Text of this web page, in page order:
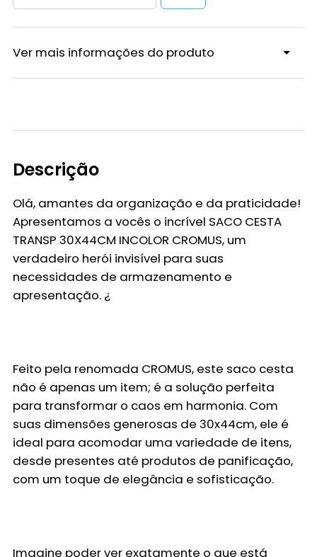
Ver mais informações do produto
Descrição
Olá, amantes da organização e da praticidade!
Apresentamos a vocês o incrível SACO CESTA
TRANSP 30X44CM INCOLOR CROMUS, um
verdadeiro herói invisível para suas
necessidades de armazenamento e
apresentação. ¿
Feito pela renomada CROMUS, este saco cesta
não é apenas um item; é a solução perfeita
para transformar o caos em harmonia. Com
suas dimensões generosas de 30x44cm, ele é
ideal para acomodar uma variedade de itens,
desde presentes até produtos de panificação,
com um toque de elegância e sofisticação.
Imagine poder ver exatamente o que está